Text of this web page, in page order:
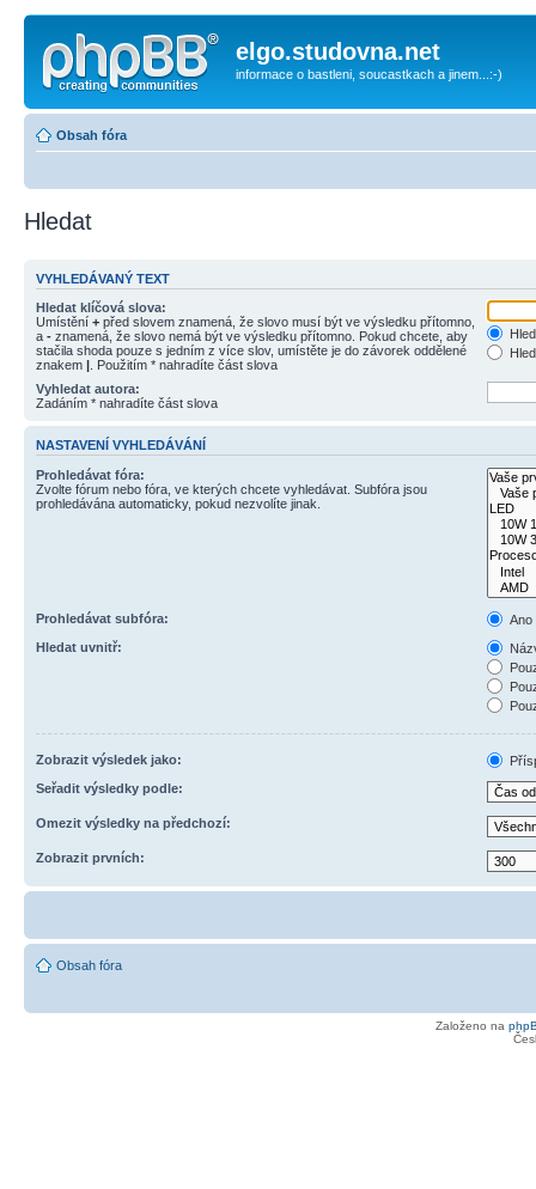
elgo.studovna.net
informace o bastleni, soucastkach a jinem...:-)
Obsah fóra
Hledat
VYHLEDÁVANÝ TEXT
Hledat klíčová slova:
Umístění + před slovem znamená, že slovo musí být ve výsledku přítomno,
a - znamená, že slovo nemá být ve výsledku přítomno. Pokud chcete, aby
stačila shoda pouze s jedním z více slov, umístěte je do závorek oddělené
znakem | . Použitím * nahradíte část slova
Vyhledat autora:
Zadáním * nahradíte část slova
NASTAVENÍ VYHLEDÁVÁNÍ
Prohledávat fóra:
Zvolte fórum nebo fóra, ve kterých chcete vyhledávat. Subfóra jsou
prohledávána automaticky, pokud nezvolíte jinak.
Prohledávat subfóra:
Ano
Hledat uvnitř:
Zobrazit výsledek jako:
Seřadit výsledky podle:
Omezit výsledky na předchozí:
Zobrazit prvních:
Obsah fóra
Založeno na